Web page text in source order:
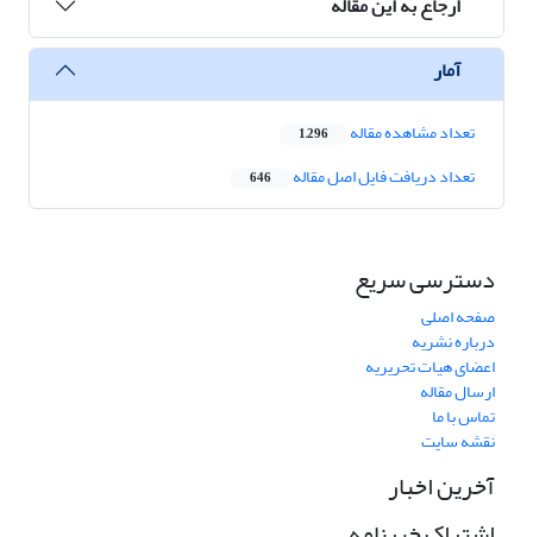
آمار
تعداد مشاهده مقاله 1,296
تعداد دریافت فایل اصل مقاله 646
دسترسی سریع
صفحه اصلی
درباره نشریه
اعضای هیات تحریریه
ارسال مقاله
تماس با ما
نقشه سایت
آخرین اخبار